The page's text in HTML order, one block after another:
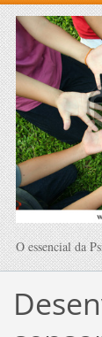
O essencial da